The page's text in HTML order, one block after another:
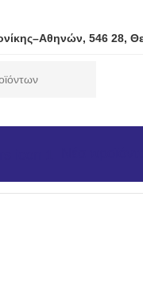
546 28,